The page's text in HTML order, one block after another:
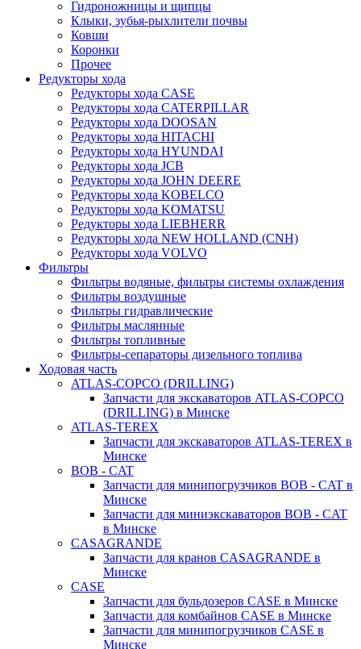
Гидроножницы и щипцы
Клыки, зубья-рыхлители почвы
Ковши
Коронки
Прочее
Редукторы хода
Редукторы хода CASE
Редукторы хода CATERPILLAR
Редукторы хода DOOSAN
Редукторы хода HITACHI
Редукторы хода HYUNDAI
Редукторы хода JCB
Редукторы хода JOHN DEERE
Редукторы хода KOBELCO
Редукторы хода KOMATSU
Редукторы хода LIEBHERR
Редукторы хода NEW HOLLAND (CNH)
Редукторы хода VOLVO
Фильтры
Фильтры водяные, фильтры системы охлаждения
Фильтры воздушные
Фильтры гидравлические
Фильтры маслянные
Фильтры топливные
Фильтры-сепараторы дизельного топлива
Ходовая часть
ATLAS-COPCO (DRILLING)
Запчасти для экскаваторов ATLAS-COPCO
(DRILLING) в Минске
ATLAS-TEREX
Запчасти для экскаваторов ATLAS-TEREX в
Минске
BOB - CAT
Запчасти для минипогрузчиков BOB - CAT в
Минске
Запчасти для миниэкскаваторов BOB - CAT
в Минске
CASAGRANDE
Запчасти для кранов CASAGRANDE в
Минске
CASE
Запчасти для бульдозеров CASE в Минске
Запчасти для комбайнов CASE в Минске
Запчасти для минипогрузчиков CASE в
Минске